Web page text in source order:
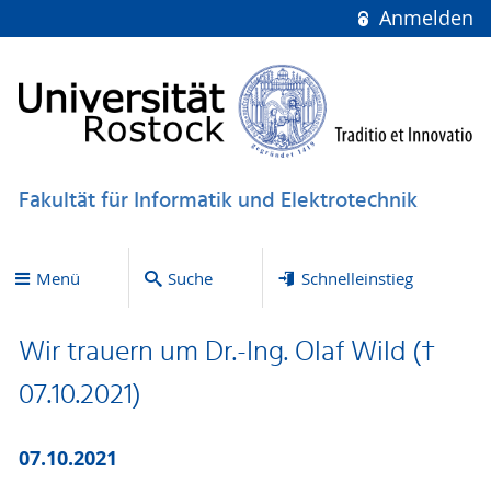
Anmelden
Fakultät für Informatik und Elektrotechnik
Menü Suche Schnelleinstieg
Wir trauern um Dr.-Ing. Olaf Wild (†
07.10.2021)
07.10.2021